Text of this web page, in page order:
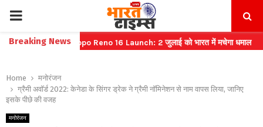
PRIMARY
MENU
Breaking News
बुकिंग ⇝ Oppo Reno 16 Launch: 2 जुलाई को भारत में मचेगा धमाल ⇝
Home
मनोरंजन
ग्रैमी अवॉर्ड 2022: केनेडा के सिंगर ड्रेक ने ग्रैमी नॉमिनेशन से नाम वापस लिया, जानिए
इसके पीछे की वजह
मनोरंजन